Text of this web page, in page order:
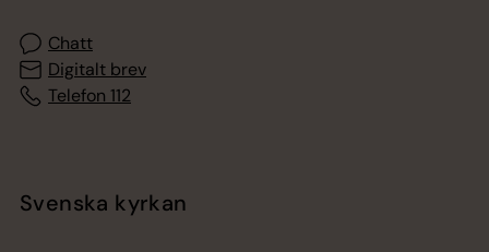
Chatt
Digitalt brev
Telefon 112
Svenska kyrkan